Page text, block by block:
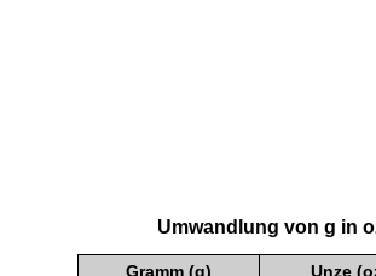
Umwandlung von g in
Gramm (g)
Unze